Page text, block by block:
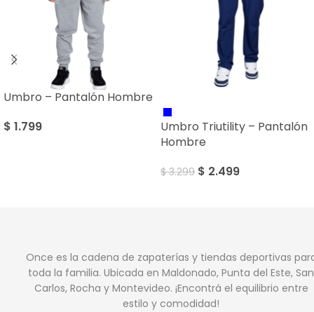
Umbro – Pantalón Hombre
$ 1.799
Umbro Triutility – Pantalón
Hombre
$3.299 $ 2.499
Once es la cadena de zapaterías y tiendas deportivas
toda la familia. Ubicada en Maldonado, Punta del Este, San
Carlos, Rocha y Montevideo. ¡Encontrá el equilibrio entre
estilo y comodidad!